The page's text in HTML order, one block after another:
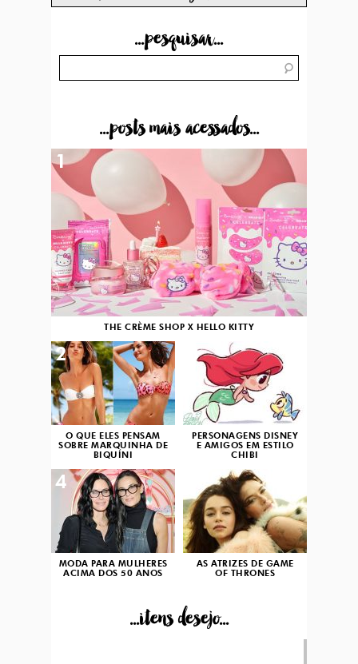
...pesquisar...
...posts mais acessados...
THE CRÈME SHOP X HELLO KITTY
1
O QUE ELES PENSAM
SOBRE MARQUINHA DE
BIQUÍNI
2
PERSONAGENS DISNEY
E AMIGOS EM ESTILO
CHIBI
3
MODA PARA MULHERES
ACIMA DOS 50 ANOS
4
AS ATRIZES DE GAME
OF THRONES
...itens desejo...